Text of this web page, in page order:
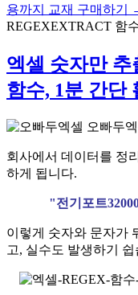
용까지
교재 구매하기
REGEXEXTRACT 함
엑셀 숫자만
함수, 1분 간단
오빠두
회사에서 데이터를 정
하게 됩니다.
"전기포트
이렇게 숫자와 문자가
고, 실수도 발생하기 쉽